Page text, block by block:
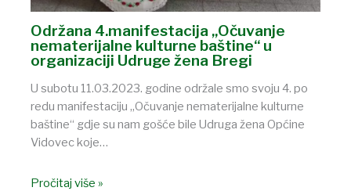
Održana 4.manifestacija „Očuvanje
nematerijalne kulturne baštine“ u
organizaciji Udruge žena Bregi
U subotu 11.03.2023. godine održale smo svoju 4. po
redu manifestaciju „Očuvanje nematerijalne kulturne
baštine“ gdje su nam gošće bile Udruga žena Općine
Vidovec koje…
Pročitaj više »